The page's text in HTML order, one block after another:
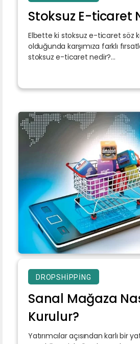
Stoksuz E-ticaret
Elbette ki stoksuz e-ticaret söz
olduğunda karşımıza farklı
stoksuz e-ticaret nedir?...
DROPSHIPPING
Sanal Mağaza
Kurulur?
Yatırımcılar açısından karlı bir